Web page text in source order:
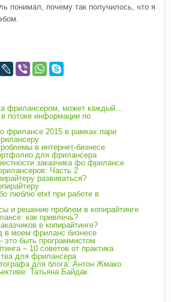
понимал, почему так получилось, что я
фрилансером, может каждый…
в потоке информации по
фрилансе 2015 в рамках пари
в интернет-бизнесе
для фрилансера
заказчика фо фрилансе
Часть 2
развиваться?
люблю etxt при работе в
и решение проблем в копирайтинге
как привлечь?
в копирайтинге?
в моем фриланс бизнесе
быть программистом
– 10 советов от практика
для фрилансера
для блога: Антон Жмако
Татьяна Байдак